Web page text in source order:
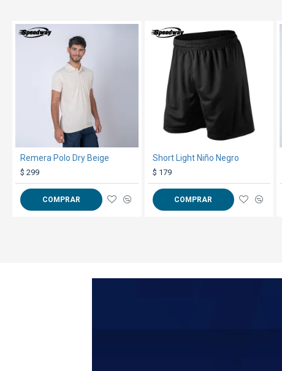
TEXTTRANSPARENTE
Remera Polo Dry Beige
$ 299
COMPRAR
TEXTTRANSPARENTE
Short Light Niño Negro
$ 179
COMPRAR